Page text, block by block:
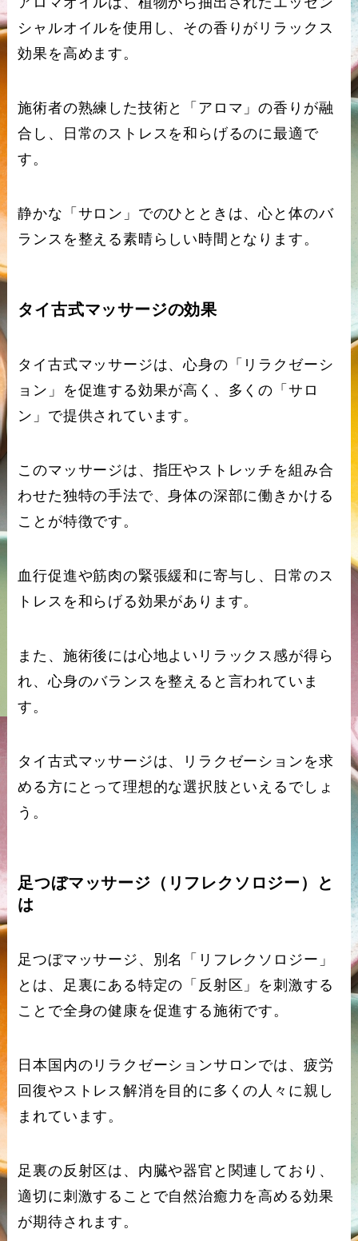
シャルオイルを使用し、その香りがリラックス
効果を高めます。
施術者の熟練した技術と「アロマ」の香りが融
合し、日常のストレスを和らげるのに最適で
す。
静かな「サロン」でのひとときは、心と体のバ
ランスを整える素晴らしい時間となります。
タイ古式マッサージの効果
タイ古式マッサージは、心身の「リラクゼーシ
ョン」を促進する効果が高く、多くの「サロ
ン」で提供されています。
このマッサージは、指圧やストレッチを組み合
わせた独特の手法で、身体の深部に働きかける
ことが特徴です。
血行促進や筋肉の緊張緩和に寄与し、日常のス
トレスを和らげる効果があります。
また、施術後には心地よいリラックス感が得ら
れ、心身のバランスを整えると言われていま
す。
タイ古式マッサージは、リラクゼーションを求
める方にとって理想的な選択肢といえるでしょ
う。
足つぼマッサージ（リフレクソロジー）と
は
足つぼマッサージ、別名「リフレクソロジー」
とは、足裏にある特定の「反射区」を刺激する
ことで全身の健康を促進する施術です。
日本国内のリラクゼーションサロンでは、疲労
回復やストレス解消を目的に多くの人々に親し
まれています。
足裏の反射区は、内臓や器官と関連しており、
適切に刺激することで自然治癒力を高める効果
が期待されます。